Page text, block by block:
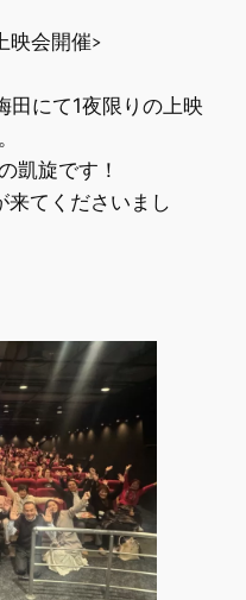
映会開催>
にて1夜限りの上映
凱旋です！
来てくださいまし